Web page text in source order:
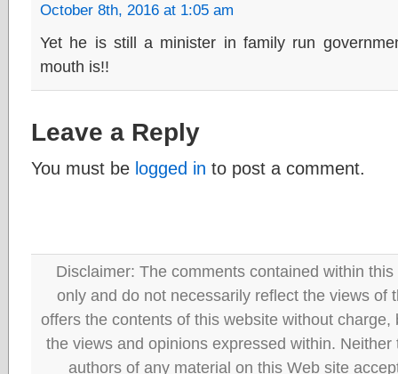
October 8th, 2016 at 1:05 am
Yet he is still a minister in family run
mouth is!!
Leave a Reply
You must be logged in to post a comment.
Disclaimer: The comments contained within
only and do not necessarily reflect the views of
offers the contents of this website without
the views and opinions expressed within.
authors of any material on this Web site